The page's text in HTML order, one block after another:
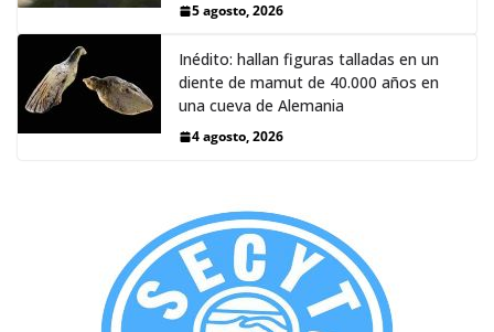
5 agosto, 2026
Inédito: hallan figuras talladas en un
diente de mamut de 40.000 años en
una cueva de Alemania
4 agosto, 2026